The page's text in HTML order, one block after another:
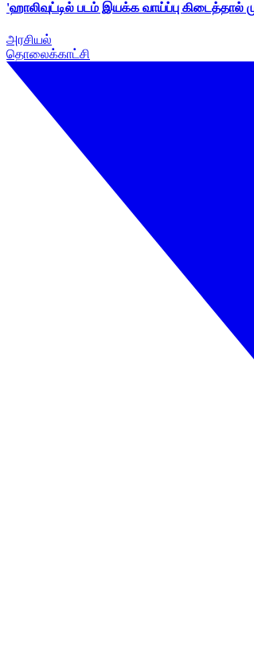
'ஹாலிவுட்டில் படம் இயக்க வாய்ப்பு
அரசியல்
தொலைக்காட்சி